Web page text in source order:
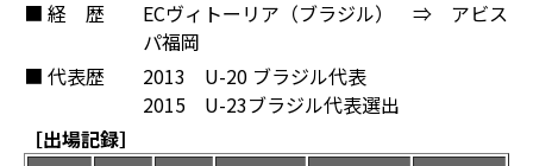
■ 経 歴
ECヴィトーリア（ブラジル） ⇒ アビス
パ福岡
■ 代表歴
2013 U-20 ブラジル代表
2015 U-23ブラジル代表選出
［出場記録］